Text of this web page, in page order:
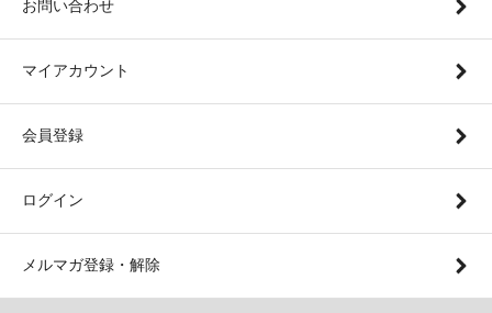
お問い合わせ
マイアカウント
会員登録
ログイン
メルマガ登録・解除